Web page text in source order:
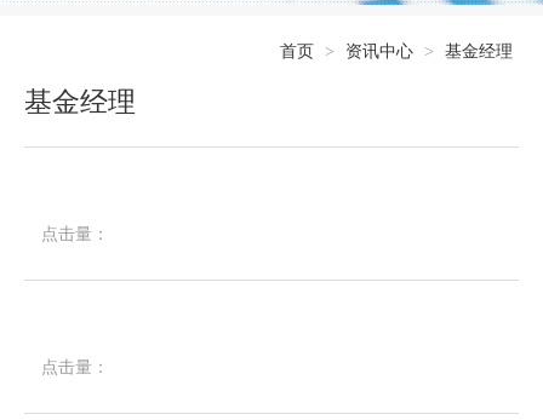
首页 > 资讯中心 > 基金经理
基金经理
点击量：
点击量：